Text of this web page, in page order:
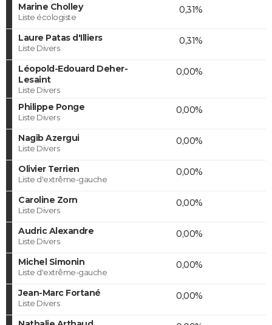
Marine Cholley
Liste écologiste
0,31%
Laure Patas d'Illiers
Liste Divers
0,31%
Léopold-Edouard Deher-
Lesaint
Liste Divers
0,00%
Philippe Ponge
Liste Divers
0,00%
Nagib Azergui
Liste Divers
0,00%
Olivier Terrien
Liste d'extrême-gauche
0,00%
Caroline Zorn
Liste Divers
0,00%
Audric Alexandre
Liste Divers
0,00%
Michel Simonin
Liste d'extrême-gauche
0,00%
Jean-Marc Fortané
Liste Divers
0,00%